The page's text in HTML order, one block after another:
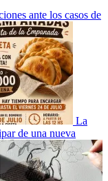
ante los casos de
La
de una nueva